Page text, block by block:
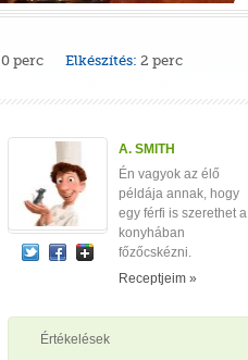
0 perc Elkészítés: 2 perc
A. SMITH
Én vagyok az élő
példája annak, hogy
egy férfi is szerethet a
konyhában
főzőcskézni.
Receptjeim »
Értékelések